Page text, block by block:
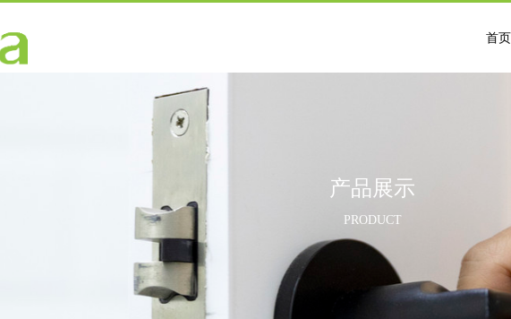
首页
产品展示
PRODUCT